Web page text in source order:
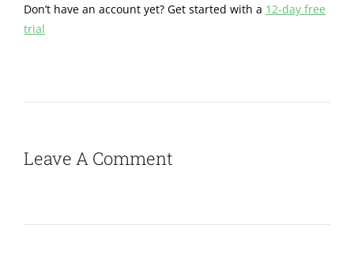
Don’t have an account yet? Get started with a 12-day free
trial
Leave A Comment